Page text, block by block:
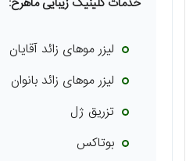
لیزر موهای زائد آقایان
لیزر موهای زائد بانوان
تزریق ژل
بوتاکس